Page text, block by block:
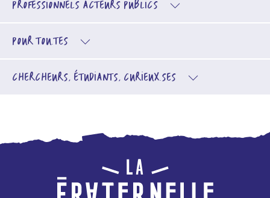
PROFESSIONNELS ACTEURS PUBLICS
POUR TOU.TES
CHERCHEURS, ÉTUDIANTS, CURIEUX.SES